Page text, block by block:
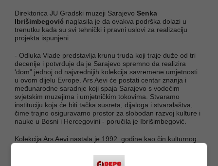
Direktorica JU Gradski muzeji Sarajevo Senka
Ibrišimbegović naglasila je da ovakva podrška dolazi u
trenutku kada su svi tehnički i pravni uslovi za realizaciju
projekta ispunjeni.
- Odluka Vlade predstavlja krunu truda koji traje duže od tri
decenije i potvrđuje da je Sarajevo spremno da realizira
'dom” jednoj od najvrednijih kolekcija savremene umjetnosti
u ovom dijelu Evrope. Ars Aevi će postati centar znanja i
međunarodne saradnje koji spaja Sarajevo s vodećim
svjetskim muzejima i umjetničkim tokovima. Stvaramo
instituciju koja će biti tačka susreta, dijaloga i stvaralaštva,
čime trajno osiguravamo prostor za slobodan razvoj kulture i
nauke u Bosni i Hercegovini - poručila je Ibrišimbegović.
Kolekcija Ars Aevi nastala je 1992. godine kao čin kulturnog
snažnu podršku Evropske unije koja je putem programa
EU4Culture osigurala 4,1 milion eura bespovratnih